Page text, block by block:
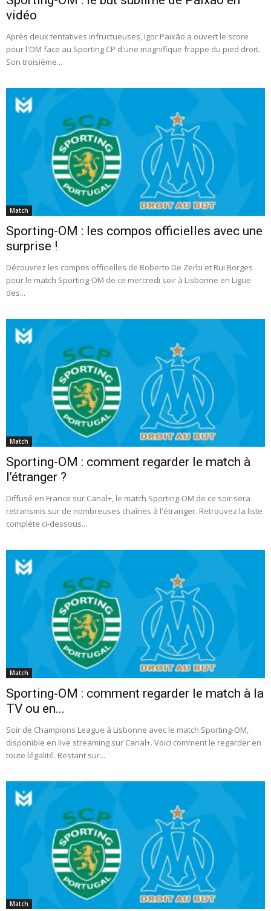
vidéo
Après deux tentatives infructueuses, Igor Paixão a ouvert le score
pour l'OM face au Sporting CP d'une magnifique frappe du pied droit.
Son troisième...
Match
Sporting-OM : les compos officielles avec une
surprise !
Découvrez les compos officielles de Roberto De Zerbi et Rui Borges
pour le match Sporting-OM de ce mercredi soir à Lisbonne en Ligue
des...
Match
Sporting-OM : comment regarder le match à
l’étranger ?
Diffusé en France sur Canal+, le match Sporting-OM de ce soir sera
retransmis sur de nombreuses chaînes à l'étranger. Retrouvez la liste
complète ci-dessous...
Match
Sporting-OM : comment regarder le match à la
TV ou en...
Soir de Champions League à Lisbonne avec le match Sporting-OM,
disponible en live streaming sur Canal+. Voici comment le regarder en
toute légalité. Restant sur...
Match